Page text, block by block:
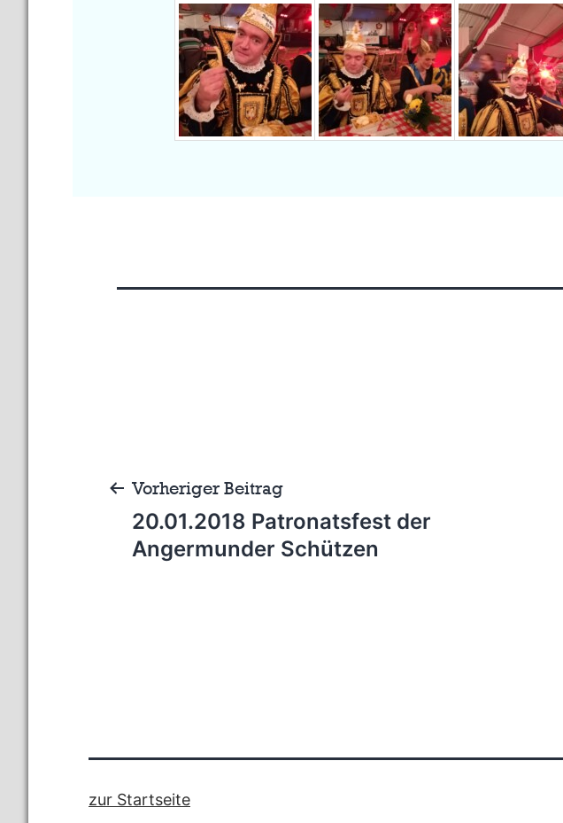
Beitragsnavigation
Vorheriger Beitrag
20.01.2018 Patronatsfest der
Angermunder Schützen
zur Startseite